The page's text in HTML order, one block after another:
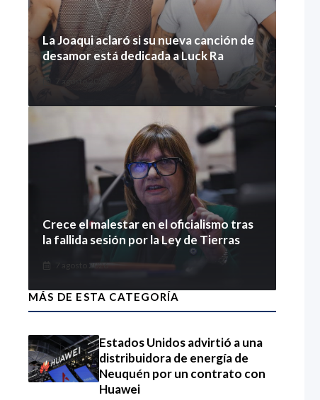
La Joaqui aclaró si su nueva canción de
desamor está dedicada a Luck Ra
7 agosto 2026
Crece el malestar en el oficialismo tras
la fallida sesión por la Ley de Tierras
7 agosto 2026
MÁS DE ESTA CATEGORÍA
Estados Unidos advirtió a una
distribuidora de energía de
Neuquén por un contrato con
Huawei